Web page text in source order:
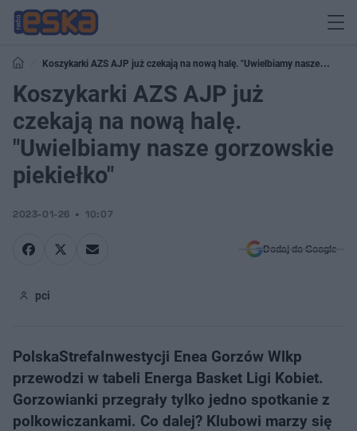
Koszykarki AZS AJP już czekają na nową halę. "Uwielbiamy nasze
gorzowskie piekiełko"
Koszykarki AZS AJP już
czekają na nową halę.
"Uwielbiamy nasze gorzowskie
piekiełko"
2023-01-26 10:07
Dodaj do Google
pci
PolskaStrefaInwestycji Enea Gorzów Wlkp
przewodzi w tabeli Energa Basket Ligi Kobiet.
Gorzowianki przegrały tylko jedno spotkanie z
polkowiczankami. Co dalej? Klubowi marzy się